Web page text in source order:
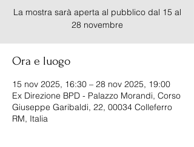
La mostra sarà aperta al pubblico dal 15 al
28 novembre
Ora e luogo
15 nov 2025, 16:30 – 28 nov 2025, 19:00
Ex Direzione BPD - Palazzo Morandi, Corso
Giuseppe Garibaldi, 22, 00034 Colleferro
RM, Italia